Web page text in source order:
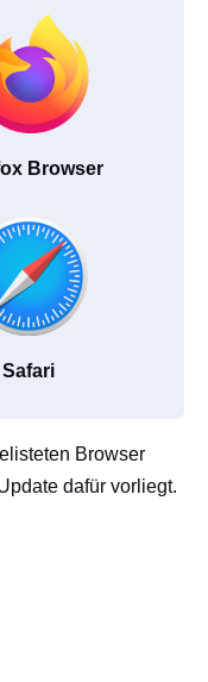
Browser
Safari
Browser
dafür vorliegt.